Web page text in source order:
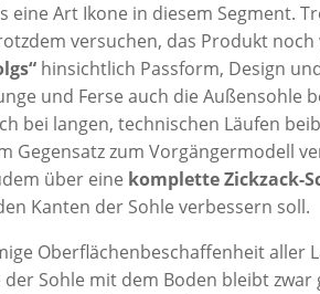
eine Art Ikone in diesem Segment.
versuchen, das Produkt
hinsichtlich Passform, Design
und Ferse auch die Außensohle
bei langen, technischen Läufen
Gegensatz zum Vorgängermodell
über eine komplette Zickzack-
Kanten der Sohle verbessern soll.
Oberflächenbeschaffenheit aller
Sohle mit dem Boden bleibt zwar